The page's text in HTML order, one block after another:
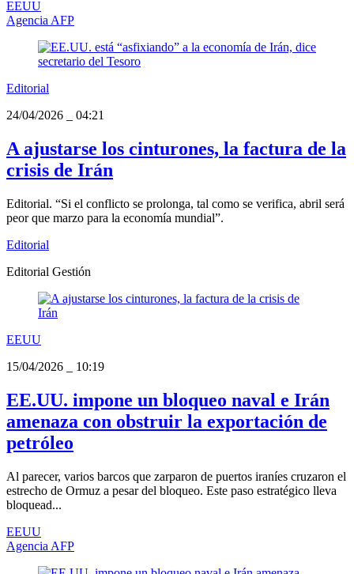
EEUU
Agencia AFP
Editorial
24/04/2026
04:21
A ajustarse los cinturones, la factura de la
crisis de Irán
Editorial. “Si el conflicto se prolonga, tal como se verifica, abril será
peor que marzo para la economía mundial”.
Editorial
Editorial Gestión
EEUU
15/04/2026
10:19
EE.UU. impone un bloqueo naval e Irán
amenaza con obstruir la exportación de
petróleo
Al parecer, varios barcos que zarparon de puertos iraníes cruzaron el
estrecho de Ormuz a pesar del bloqueo. Este paso estratégico lleva
bloquead...
EEUU
Agencia AFP